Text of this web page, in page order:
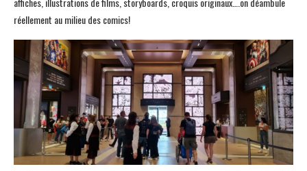
réellement au milieu des comics!